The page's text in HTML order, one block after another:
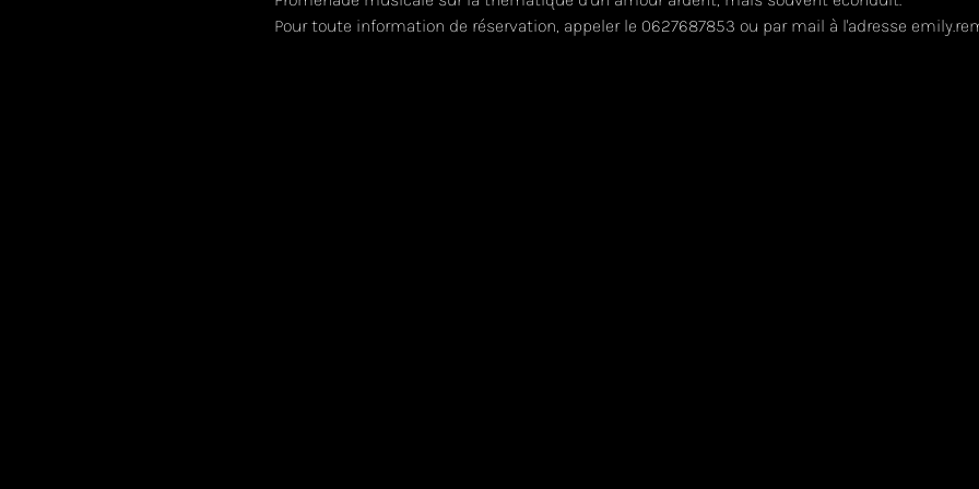
Pour toute information de réservation, appeler le 0627687853 ou par mail à l'adresse